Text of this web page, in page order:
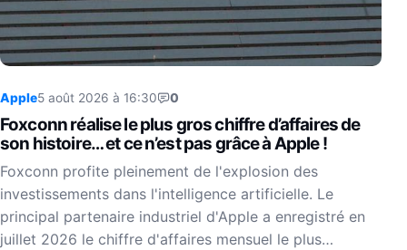
Apple5 août 2026 à 16:30 0
Foxconn réalise le plus gros chiffre d’affaires de
son histoire… et ce n’est pas grâce à Apple !
Foxconn profite pleinement de l'explosion des
investissements dans l'intelligence artificielle. Le
principal partenaire industriel d'Apple a enregistré en
juillet 2026 le chiffre d'affaires mensuel le plus…